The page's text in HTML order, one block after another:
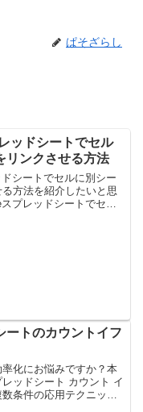
ぱそざらし
ッドシートでセル
リンクさせる方法
シートでセルに別シー
る方法を紹介したいと思
プレッドシートでセル
ートのカウントイフ
化にお悩みですか？本
ッドシート カウント イ
条件の応用テクニック